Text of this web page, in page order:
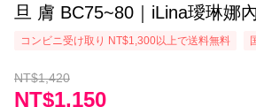
旦 膚 BC75~80｜iLina璦琳娜
コンビニ受け取り NT$1,300以上で送料無料
NT$1,420
NT$1,150